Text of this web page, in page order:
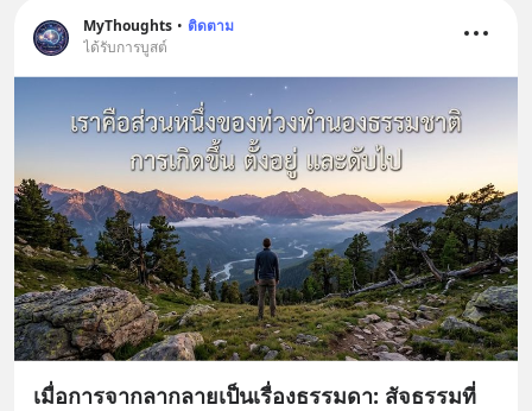
MyThoughts • ติดตาม
ได้รับการบูสต์
เมื่อการจากลากลายเป็นเรื่องธรรมดา: สัจธรรมที่